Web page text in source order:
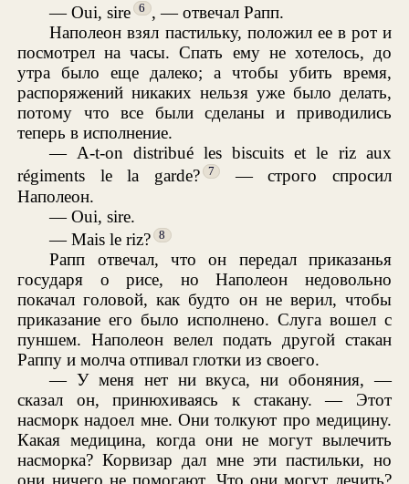
— Oui, sire
6 , — отвечал Рапп.
Наполеон взял пастильку, положил ее в рот и
посмотрел на часы. Спать ему не хотелось, до
утра было еще далеко; а чтобы убить время,
распоряжений никаких нельзя уже было делать,
потому что все были сделаны и приводились
теперь в исполнение.
— A-t-on distribué les biscuits et le riz aux
régiments le la garde?
7
— строго спросил
Наполеон.
— Oui, sire.
— Mais le riz?
8
Рапп отвечал, что он передал приказанья
государя о рисе, но Наполеон недовольно
покачал головой, как будто он не верил, чтобы
приказание его было исполнено. Слуга вошел с
пуншем. Наполеон велел подать другой стакан
Раппу и молча отпивал глотки из своего.
— У меня нет ни вкуса, ни обоняния, —
сказал он, принюхиваясь к стакану. — Этот
насморк надоел мне. Они толкуют про медицину.
Какая медицина, когда они не могут вылечить
насморка? Корвизар дал мне эти пастильки, но
они ничего не помогают. Что они могут лечить?